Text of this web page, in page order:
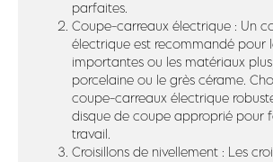
parfaites.
Coupe-carreaux électrique : Un
électrique est recommandé pour
importantes ou les matériaux
porcelaine ou le grès cérame.
coupe-carreaux électrique
disque de coupe approprié pour
travail.
Croisillons de nivellement : Les